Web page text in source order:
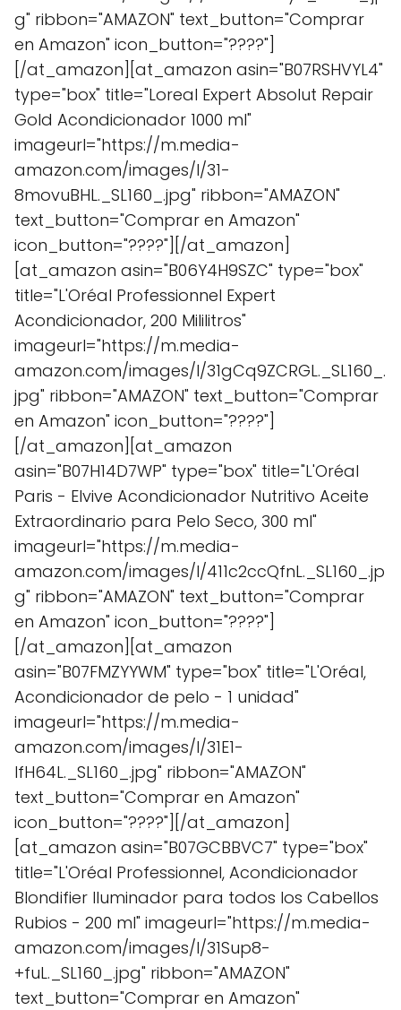
g" ribbon="AMAZON" text_button="Comprar
en Amazon" icon_button="????"]
[/at_amazon][at_amazon asin="B07RSHVYL4"
type="box" title="Loreal Expert Absolut Repair
Gold Acondicionador 1000 ml"
imageurl="https://m.media-
amazon.com/images/I/31-
8movuBHL._SL160_.jpg" ribbon="AMAZON"
text_button="Comprar en Amazon"
icon_button="????"][/at_amazon]
[at_amazon asin="B06Y4H9SZC" type="box"
title="L'Oréal Professionnel Expert
Acondicionador, 200 Mililitros"
imageurl="https://m.media-
amazon.com/images/I/31gCq9ZCRGL._SL160_.
jpg" ribbon="AMAZON" text_button="Comprar
en Amazon" icon_button="????"]
[/at_amazon][at_amazon
asin="B07H14D7WP" type="box" title="L'Oréal
Paris - Elvive Acondicionador Nutritivo Aceite
Extraordinario para Pelo Seco, 300 ml"
imageurl="https://m.media-
amazon.com/images/I/411c2ccQfnL._SL160_.jp
g" ribbon="AMAZON" text_button="Comprar
en Amazon" icon_button="????"]
[/at_amazon][at_amazon
asin="B07FMZYYWM" type="box" title="L'Oréal,
Acondicionador de pelo - 1 unidad"
imageurl="https://m.media-
amazon.com/images/I/31E1-
lfH64L._SL160_.jpg" ribbon="AMAZON"
text_button="Comprar en Amazon"
icon_button="????"][/at_amazon]
[at_amazon asin="B07GCBBVC7" type="box"
title="L'Oréal Professionnel, Acondicionador
Blondifier Iluminador para todos los Cabellos
Rubios - 200 ml" imageurl="https://m.media-
amazon.com/images/I/31Sup8-
+fuL._SL160_.jpg" ribbon="AMAZON"
text_button="Comprar en Amazon"